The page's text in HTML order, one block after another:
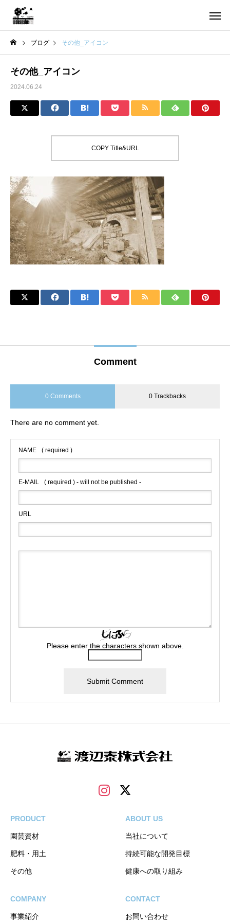
ブログ その他_アイコン
その他_アイコン
2024.06.24
COPY Title&URL
Comment
0 Comments 0 Trackbacks
There are no comment yet.
NAME ( required )
E-MAIL ( required ) - will not be published -
URL
Please enter the characters shown above.
PRODUCT
園芸資材
肥料・用土
その他
ABOUT US
当社について
持続可能な開発目標
健康への取り組み
COMPANY
事業紹介
CONTACT
お問い合わせ